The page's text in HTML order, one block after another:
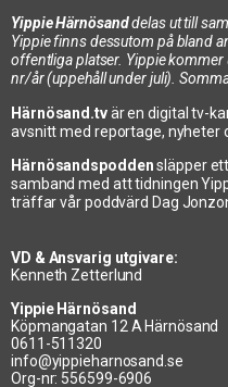
Yippie Härnösanddelas ut till
Yippie finns dessutom på bland
offentliga platser. Yippie kommer
nr/år (uppehåll under juli).
Härnösand.tvär en digital tv-
avsnitt med reportage, nyheter
Härnösandspoddensläpper
samband med att tidningen
träffar vår poddvärd Dag
VD & Ansvarig utgivare:
Kenneth Zetterlund
Yippie Härnösand
Köpmangatan 12 A Härnösand
0611-511320
info@yippieharnosand.se
Org-nr: 556599-6906